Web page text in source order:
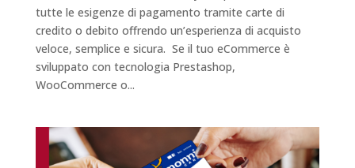
tutte le esigenze di pagamento tramite carte di
credito o debito offrendo un’esperienza di acquisto
veloce, semplice e sicura. Se il tuo eCommerce è
sviluppato con tecnologia Prestashop,
WooCommerce o...